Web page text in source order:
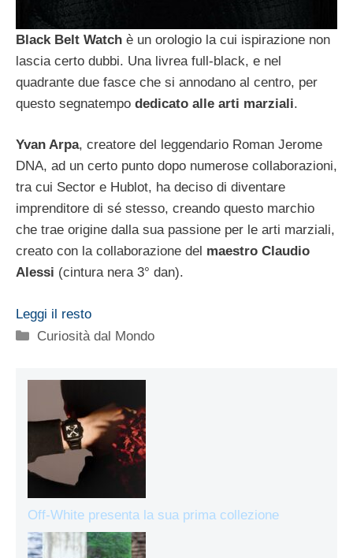
Black Belt Watch è un orologio la cui ispirazione non
lascia certo dubbi. Una livrea full-black, e nel
quadrante due fasce che si annodano al centro, per
questo segnatempo dedicato alle arti marziali.
Yvan Arpa, creatore del leggendario Roman Jerome
DNA, ad un certo punto dopo numerose collaborazioni,
tra cui Sector e Hublot, ha deciso di diventare
imprenditore di sé stesso, creando questo marchio
che trae origine dalla sua passione per le arti marziali,
creato con la collaborazione del maestro Claudio
Alessi (cintura nera 3° dan).
Leggi il resto
Categorie
Curiosità dal Mondo
Off-White presenta la sua prima collezione